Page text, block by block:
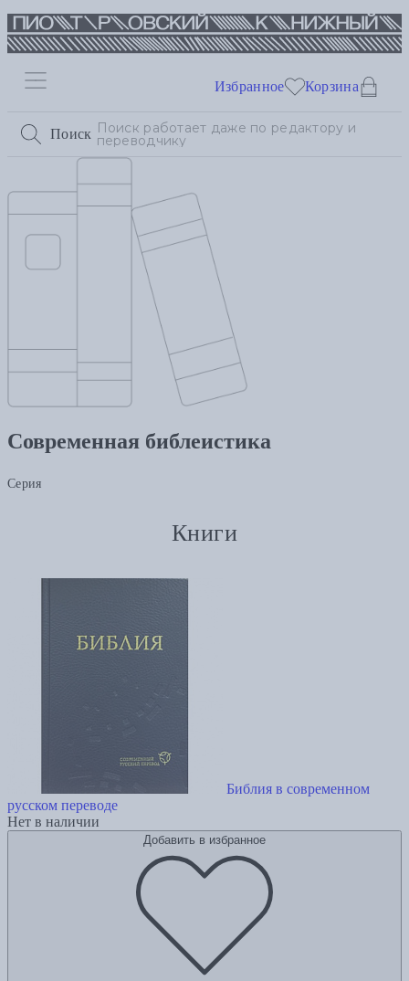
Поиск
Избранное Корзина
Современная библеистика
Серия
Книги
Библия в современном
русском переводе
Нет в наличии
Добавить в избранное